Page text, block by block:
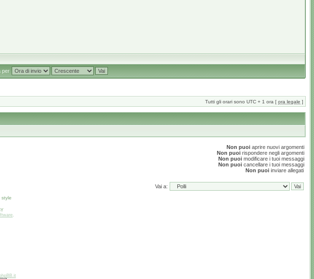
per
Tutti gli orari sono UTC + 1 ora [ ora legale ]
Non puoi aprire nuovi argomenti
Non puoi rispondere negli argomenti
Non puoi modificare i tuoi messaggi
Non puoi cancellare i tuoi messaggi
Non puoi inviare allegati
Vai a:
style
.